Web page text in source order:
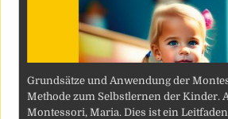
Grundsätze und Anwendung der
Methode zum Selbstlernen der Kinder.
Montessori, Maria. Dies ist ein